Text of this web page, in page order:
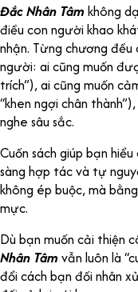
Đắc Nhân Tâm không
điều con người khao
nhận. Từng chương
người: ai cũng muốn
trích”), ai cũng muốn
“khen ngợi chân
nghe sâu sắc.
Cuốn sách giúp bạn
sàng hợp tác và tự
không ép buộc, mà
mực.
Dù bạn muốn cải thiện
Nhân Tâm vẫn luôn là
đổi cách bạn đối nhân